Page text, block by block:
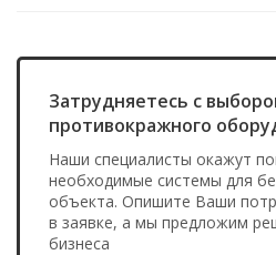
Затрудняетесь с
противокражного
Наши специалисты окажут
необходимые системы для
объекта. Опишите Ваши
в заявке, а мы предложим
бизнеса